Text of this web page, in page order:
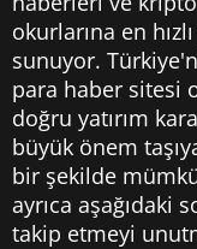
okurlarına en
sunuyor.
para haber sitesi
doğru yatırım
büyük önem
bir şekilde
ayrıca aşağıdaki
takip etmeyi